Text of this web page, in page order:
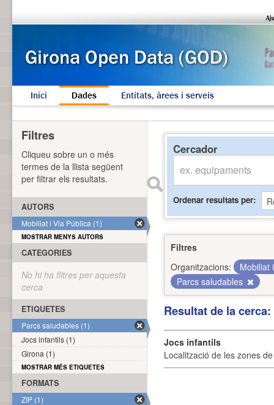
Inici Dades Entitats, àrees i serveis
Cercador
Ordenar resultats per
Filtres
Organitzacions:
Mobiliat
Parcs saludables
Resultat de la
Jocs infantils
Localització de les zones
Filtres
Cliqueu sobre un o més
termes de la llista següent
per filtrar els resultats.
AUTORS
Mobiliat i Via Pública (1)
MOSTRAR MENYS AUTORS
CATEGORIES
No hi ha filtres per aquesta
cerca
ETIQUETES
Parcs saludables (1)
Jocs infantils (1)
Girona (1)
MOSTRAR MÉS ETIQUETES
FORMATS
ZIP (1)